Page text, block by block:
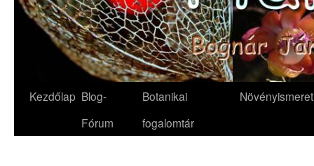
Kezdőlap Blog-
Fórum
Botanikai
fogalomtár
Növényismeret